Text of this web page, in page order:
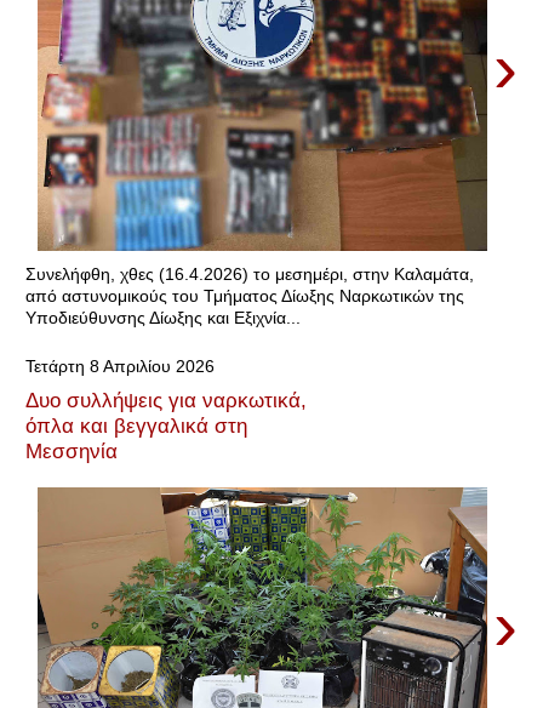
›
Συνελήφθη, χθες (16.4.2026) το μεσημέρι, στην Καλαμάτα,
από αστυνομικούς του Τμήματος Δίωξης Ναρκωτικών της
Υποδιεύθυνσης Δίωξης και Εξιχνία...
Τετάρτη 8 Απριλίου 2026
Δυο συλλήψεις για ναρκωτικά,
όπλα και βεγγαλικά στη
Μεσσηνία
›